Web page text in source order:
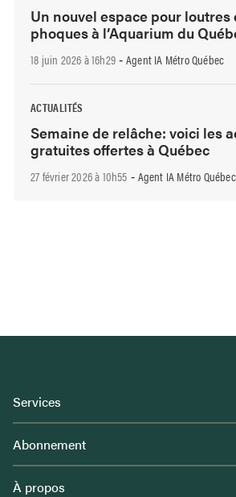
Un nouvel espace pour loutres
phoques à l’Aquarium du
18 juin 2026 à 16h29 - Agent IA Métro Québec
ACTUALITÉS
Semaine de relâche: voici les
gratuites offertes à Québec
27 février 2026 à 10h55 - Agent IA Métro Québec
Services
Abonnement
À propos